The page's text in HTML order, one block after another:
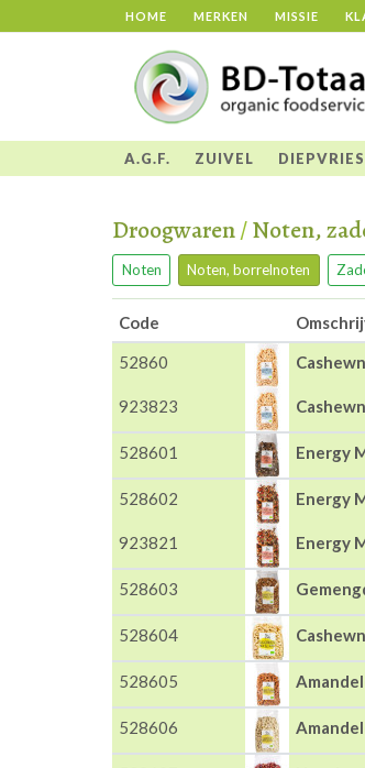
HOME MERKEN MISSIE
A.G.F. ZUIVEL DIEPVRIES
Droogwaren/Noten,
Noten Noten, borrelnoten
Code
52860
923823
528601 Energy
528602 Energy
923821 Energy
528603
528604
528605
528606